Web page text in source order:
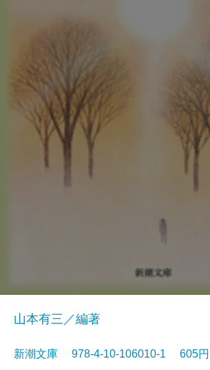
山本有三／編著
新潮文庫 978-4-10-106010-1 605